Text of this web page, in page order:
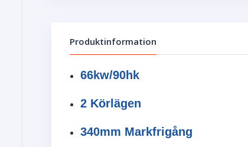
Produktinformation
66kw/90hk
2 Körlägen
340mm Markfrigång